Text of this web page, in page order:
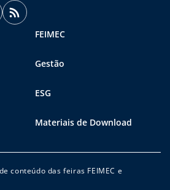
FEIMEC
Gestão
ESG
Materiais de Download
conteúdo das feiras FEIMEC e